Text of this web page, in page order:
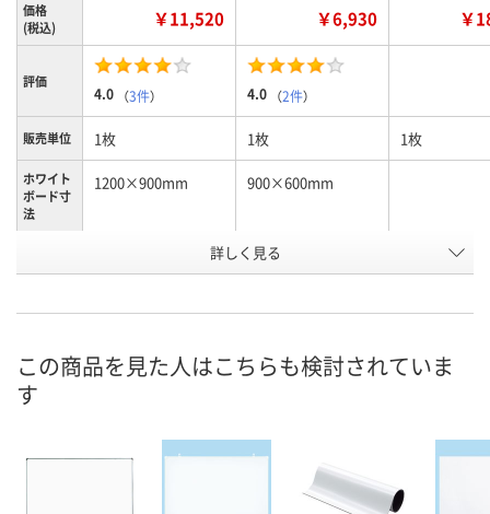
価格
(税込)
￥11,520 ￥6,930 ￥
評価
4.0 （3件） 4.0 （2件）
販売単位 1枚 1枚 1枚
ホワイト
ボード寸
法
1200×900mm 900×600mm
9378619 2331245
8月11日（火）
カゴへ カ
詳しく見る
この商品を見た人はこちらも検討されていま
す